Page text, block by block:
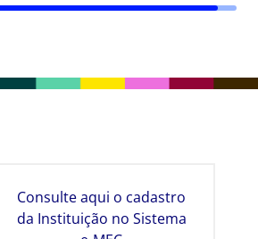
Consulte aqui o cadastro
da Instituição no Sistema